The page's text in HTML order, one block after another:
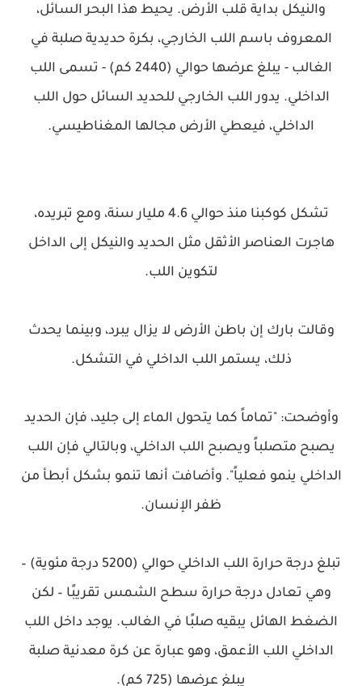
والنيكل بداية قلب الأرض. يحيط هذا البحر السائل،
المعروف باسم اللب الخارجي، بكرة حديدية صلبة في
الغالب - يبلغ عرضها حوالي (2440 كم) - تسمى اللب
الداخلي. يدور اللب الخارجي للحديد السائل حول اللب
الداخلي، فيعطي الأرض مجالها المغناطيسي.
تشكل كوكبنا منذ حوالي 4.6 مليار سنة، ومع تبريده،
هاجرت العناصر الأثقل مثل الحديد والنيكل إلى الداخل
لتكوين اللب.
وقالت بارك إن باطن الأرض لا يزال يبرد، وبينما يحدث
ذلك، يستمر اللب الداخلي في التشكل.
وأوضحت: "تماماً كما يتحول الماء إلى جليد، فإن الحديد
يصبح متصلباً ويصبح اللب الداخلي، وبالتالي فإن اللب
الداخلي ينمو فعلياً". وأضافت أنها تنمو بشكل أبطأ من
ظفر الإنسان.
تبلغ درجة حرارة اللب الداخلي حوالي (5200 درجة مئوية) –
وهي تعادل درجة حرارة سطح الشمس تقريبًا – لكن
الضغط الهائل يبقيه صلبًا في الغالب. يوجد داخل اللب
الداخلي اللب الأعمق، وهو عبارة عن كرة معدنية صلبة
يبلغ عرضها (725 كم).